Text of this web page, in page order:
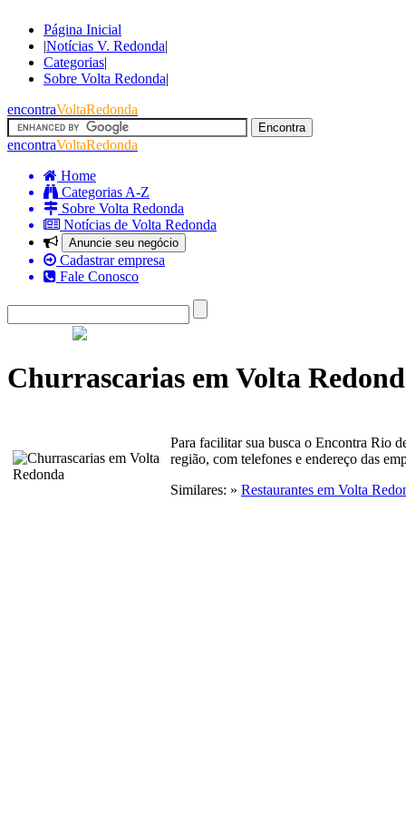
Página Inicial
|Notícias V. Redonda|
Categorias|
Sobre Volta Redonda|
encontraVoltaRedonda
encontraVoltaRedonda
Home
Categorias A-Z
Sobre Volta Redonda
Notícias de Volta Redonda
Anuncie seu negócio
Cadastrar empresa
Fale Conosco
Churrascarias em Volta
Para facilitar sua busca o Encontra Rio
região, com telefones e endereço das
Similares: » Restaurantes em Volta